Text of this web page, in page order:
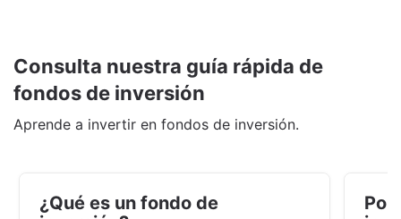
Consulta nuestra guía rápida de
fondos de inversión
Aprende a invertir en fondos de inversión.
¿Qué es un fondo de
Por